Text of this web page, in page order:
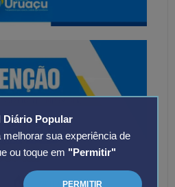
Diário Popular
sua experiência de
ou toque em "Permitir"
PERMITIR